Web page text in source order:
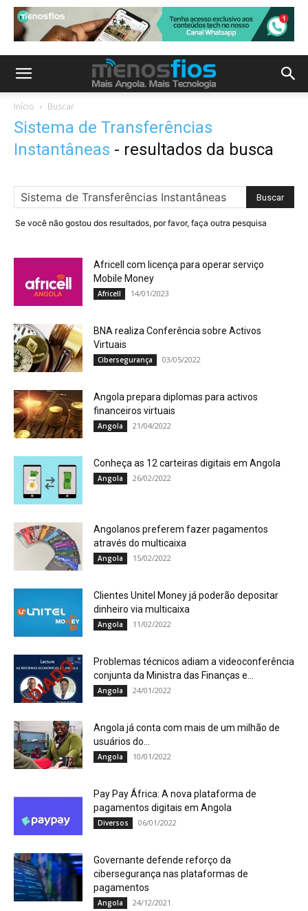
Início Buscar
Sistema de Transferências
Instantâneas - resultados da busca
Se você não gostou dos resultados, por favor, faça outra pesquisa
Africell com licença para operar serviço
Mobile Money
Africell 14/01/2023
BNA realiza Conferência sobre Activos
Virtuais
Cibersegurança 03/05/2022
Angola prepara diplomas para activos
financeiros virtuais
Angola 21/04/2022
Conheça as 12 carteiras digitais em Angola
Angola 26/02/2022
Angolanos preferem fazer pagamentos
através do multicaixa
Angola 15/02/2022
Clientes Unitel Money já poderão depositar
dinheiro via multicaixa
Angola 11/02/2022
Problemas técnicos adiam a videoconferência
conjunta da Ministra das Finanças e...
Angola 24/01/2022
Angola já conta com mais de um milhão de
usuários do...
Angola 10/01/2022
Pay Pay África: A nova plataforma de
pagamentos digitais em Angola
Diversos 06/01/2022
Governante defende reforço da
cibersegurança nas plataformas de
pagamentos
Angola 24/12/2021